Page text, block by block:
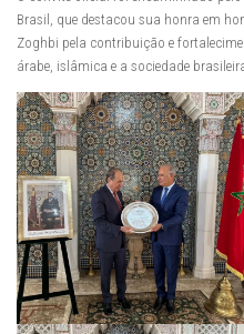
Brasil, que destacou sua honra em
Zoghbi pela contribuição e
árabe, islâmica e a sociedade